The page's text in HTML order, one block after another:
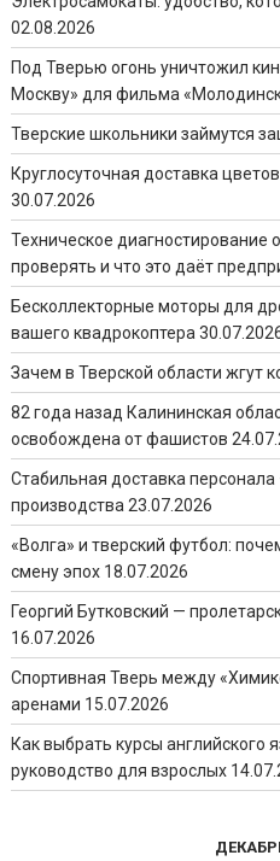
02.08.2026
Под Тверью огонь уничтожил
Москву» для фильма
Тверские школьники займутся
Круглосуточная доставка
30.07.2026
Техническое диагностирование
проверять и что это даёт
Бесколлекторные моторы для
вашего квадрокоптера
Зачем в Тверской области жгут
82 года назад Калининская
освобождена от фашистов
Стабильная доставка
производства 23.07.2026
«Волга» и тверский футбол:
смену эпох 18.07.2026
Георгий Бутковский —
16.07.2026
Спортивная Тверь между
аренами 15.07.2026
Как выбрать курсы английского
руководство для взрослых